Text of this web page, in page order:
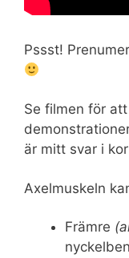
Pssst!
Se filmen för
är mitt svar i
Axelmuskeln
Främre